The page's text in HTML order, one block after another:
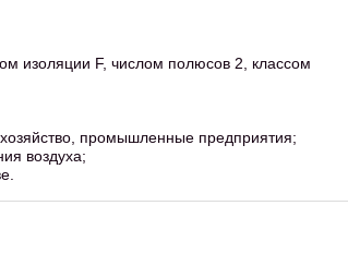
изоляции F, числом полюсов 2, классом
промышленные предприятия;
воздуха;